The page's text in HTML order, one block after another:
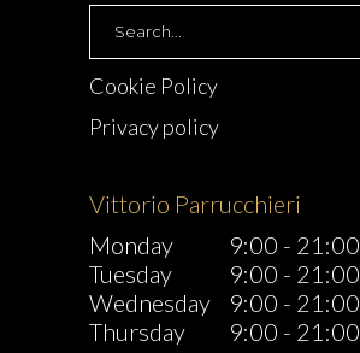
Cookie Policy
Privacy policy
Vittorio Parrucchieri
Monday
9:00 - 21:00
Tuesday
9:00 - 21:00
Wednesday
9:00 - 21:00
Thursday
9:00 - 21:00